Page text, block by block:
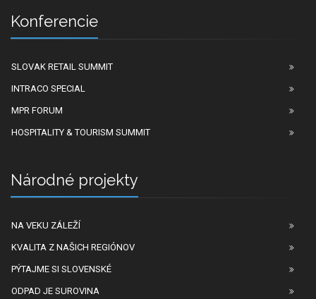
Konferencie
SLOVAK RETAIL SUMMIT
INTRACO SPECIAL
MPR FORUM
HOSPITALITY & TOURISM SUMMIT
Národné projekty
NA VEKU ZÁLEŽÍ
KVALITA Z NAŠICH REGIÓNOV
PÝTAJME SI SLOVENSKÉ
ODPAD JE SUROVINA